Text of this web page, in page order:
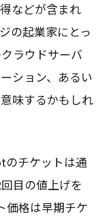
などが含まれ
の起業家にとっ
ラウドサーバ
ション、あるい
味するかもしれ
チケットは通
目の値上げを
価格は早期チケ